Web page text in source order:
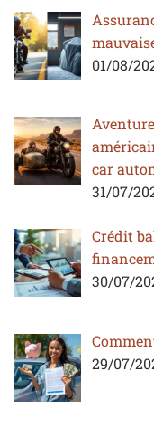
01/08/
car
31/07/
Crédit
30/07/
29/07/